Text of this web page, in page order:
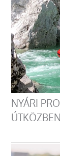
NYÁRI